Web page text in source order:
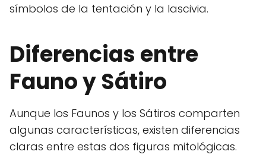
símbolos de la tentación y la lascivia.
Diferencias entre
Fauno y Sátiro
Aunque los Faunos y los Sátiros comparten
algunas características, existen diferencias
claras entre estas dos figuras mitológicas.